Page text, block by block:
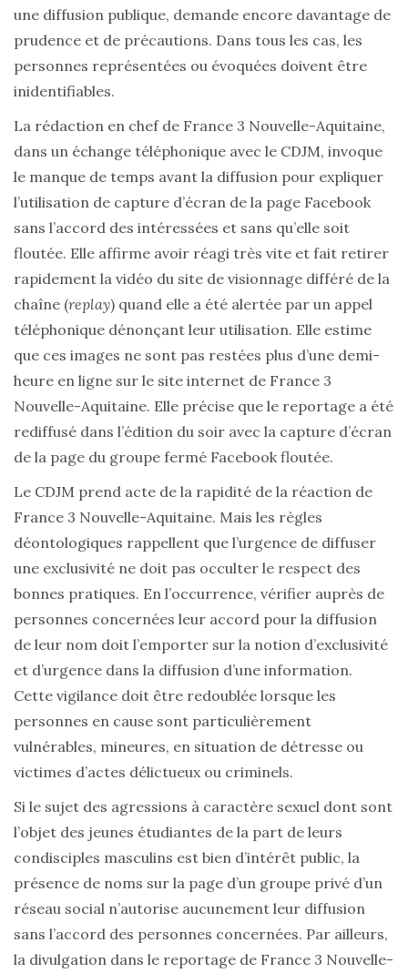
une diffusion publique, demande encore davantage de
prudence et de précautions. Dans tous les cas, les
personnes représentées ou évoquées doivent être
inidentifiables.
La rédaction en chef de France 3 Nouvelle-Aquitaine,
dans un échange téléphonique avec le CDJM, invoque
le manque de temps avant la diffusion pour expliquer
l’utilisation de capture d’écran de la page Facebook
sans l’accord des intéressées et sans qu’elle soit
floutée. Elle affirme avoir réagi très vite et fait retirer
rapidement la vidéo du site de visionnage différé de la
chaîne (replay) quand elle a été alertée par un appel
téléphonique dénonçant leur utilisation. Elle estime
que ces images ne sont pas restées plus d’une demi-
heure en ligne sur le site internet de France 3
Nouvelle-Aquitaine. Elle précise que le reportage a été
rediffusé dans l’édition du soir avec la capture d’écran
de la page du groupe fermé Facebook floutée.
Le CDJM prend acte de la rapidité de la réaction de
France 3 Nouvelle-Aquitaine. Mais les règles
déontologiques rappellent que l’urgence de diffuser
une exclusivité ne doit pas occulter le respect des
bonnes pratiques. En l’occurrence, vérifier auprès de
personnes concernées leur accord pour la diffusion
de leur nom doit l’emporter sur la notion d’exclusivité
et d’urgence dans la diffusion d’une information.
Cette vigilance doit être redoublée lorsque les
personnes en cause sont particulièrement
vulnérables, mineures, en situation de détresse ou
victimes d’actes délictueux ou criminels.
Si le sujet des agressions à caractère sexuel dont sont
l’objet des jeunes étudiantes de la part de leurs
condisciples masculins est bien d’intérêt public, la
présence de noms sur la page d’un groupe privé d’un
réseau social n’autorise aucunement leur diffusion
sans l’accord des personnes concernées. Par ailleurs,
la divulgation dans le reportage de France 3 Nouvelle-